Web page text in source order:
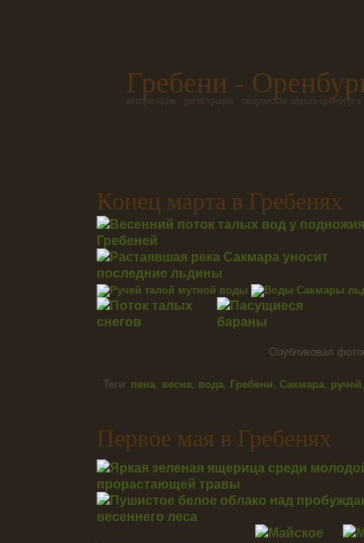
Гребени -
авторизация регистрация творческая афиша оренбурга
Конец марта в Гребенях
Опубликовал
Теги: пена, весна, вода, Гребени, Сакмара, ручей
Первое мая в Гребенях